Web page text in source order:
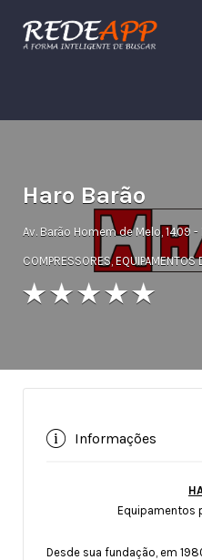
Procurar:
Haro Barão
Av. Barão Homem de Melo, 1409
COMPRESSORES,EQUIPAMENTOS
Informações
Equipamentos
Desde sua fundação, em